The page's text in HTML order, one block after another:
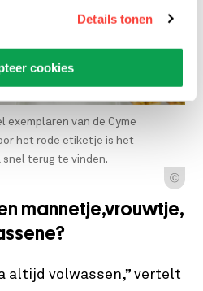
Details tonen
cookies
exemplaren van de Cyme
het rode etiketje is het
terug te vinden.
Ⓒ
mannetje,vrouwtje,
altijd volwassen,” vertelt